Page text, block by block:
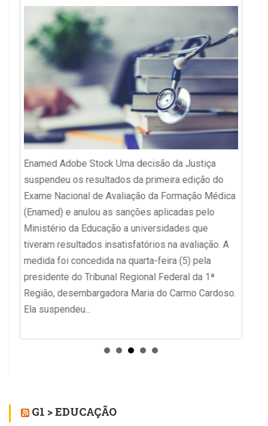
Enamed Adobe Stock Uma decisão da Justiça
suspendeu os resultados da primeira edição do
Exame Nacional de Avaliação da Formação Médica
(Enamed) e anulou as sanções aplicadas pelo
Ministério da Educação a universidades que
tiveram resultados insatisfatórios na avaliação. A
medida foi concedida na quarta-feira (5) pela
presidente do Tribunal Regional Federal da 1ª
Região, desembargadora Maria do Carmo Cardoso.
Ela suspendeu...
G1 > EDUCAÇÃO